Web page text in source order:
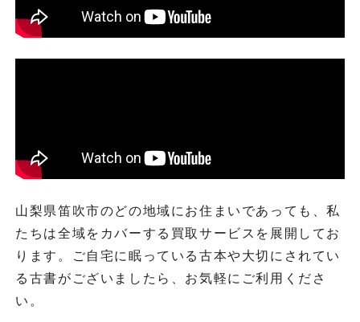
山梨県笛吹市のどの地域にお住まいであっても、私
たちは全域をカバーする買取サービスを展開してお
ります。ご自宅に眠っている古本や大切にされてい
る古書がございましたら、お気軽にご利用くださ
い。